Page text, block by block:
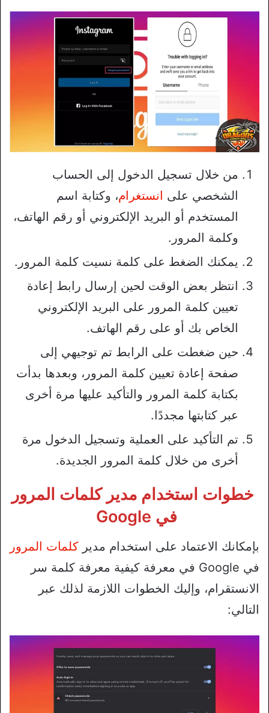
من خلال تسجيل الدخول إلى الحساب
الشخصي على انستغرام، وكتابة اسم
المستخدم أو البريد الإلكتروني أو رقم الهاتف،
وكلمة المرور.
يمكنك الضغط على كلمة نسيت كلمة المرور.
انتظر بعض الوقت لحين إرسال رابط إعادة
تعيين كلمة المرور على البريد الإلكتروني
الخاص بك أو على رقم الهاتف.
حين ضغطت على الرابط تم توجيهي إلى
صفحة إعادة تعيين كلمة المرور، وبعدها بدأت
بكتابة كلمة المرور والتأكيد عليها مرة أخرى
عبر كتابتها مجددًا.
تم التأكيد على العملية وتسجيل الدخول مرة
أخرى من خلال كلمة المرور الجديدة.
خطوات استخدام مدير كلمات المرور
في Google
بإمكانك الاعتماد على استخدام مدير كلمات المرور
في Google في معرفة كيفية معرفة كلمة سر
الانستقرام، وإليك الخطوات اللازمة لذلك عبر
التالي: